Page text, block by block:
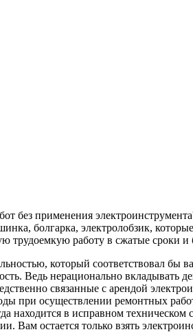
без применения
болгарка, электролобзик,
работу в сжатые сроки и
который соответствовал
Ведь нерационально вкладывать
связанные с арендой
при осуществлении ремонтных
находится в исправном
остается только взять